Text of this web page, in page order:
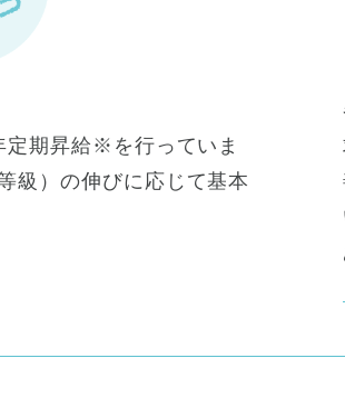
定期昇給※を行っていま
級）の伸びに応じて基本